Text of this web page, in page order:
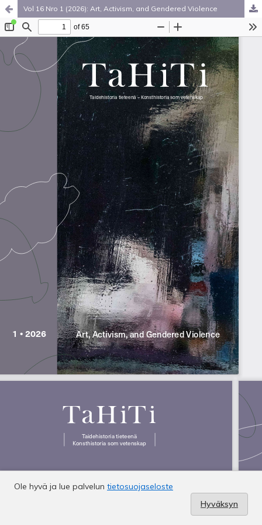
Vol 16 Nro 1 (2026): Art, Activism, and Gendered Violence
Ole hyvä ja lue palvelun tietosuojaseloste
Hyväksyn
Palvelua ylläpitää Tieteellisten seurain valtuuskunta.